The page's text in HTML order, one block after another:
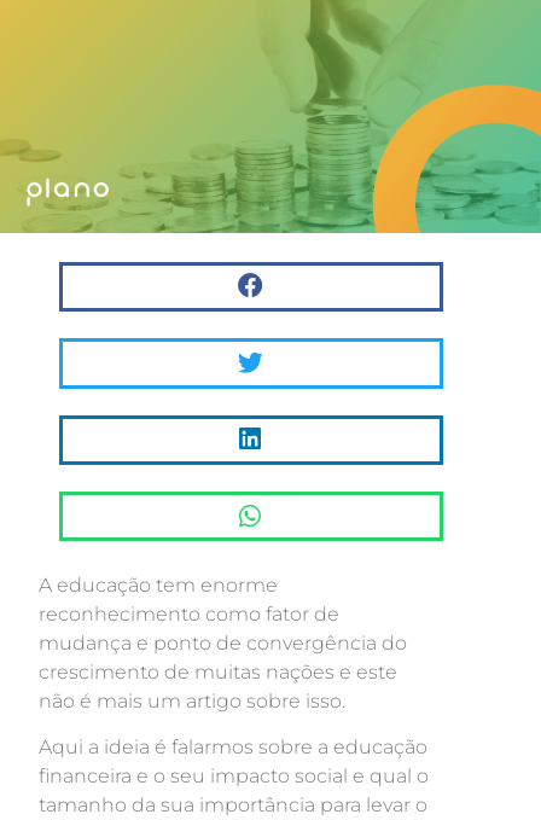
A educação tem enorme
reconhecimento como fator de
mudança e ponto de convergência do
crescimento de muitas nações e este
não é mais um artigo sobre isso.
Aqui a ideia é falarmos sobre a educação
financeira e o seu impacto social e qual o
tamanho da sua importância para levar o